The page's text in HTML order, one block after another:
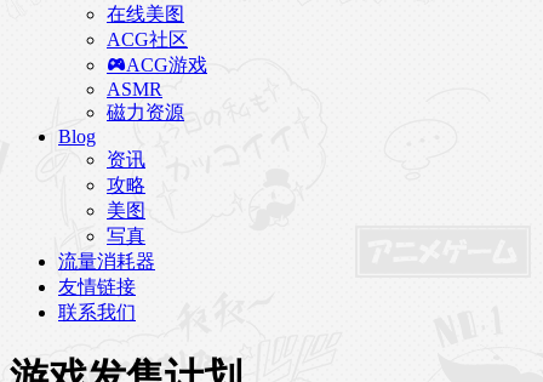
在线美图
ACG社区
ACG游戏
ASMR
磁力资源
Blog
资讯
攻略
美图
写真
流量消耗器
友情链接
联系我们